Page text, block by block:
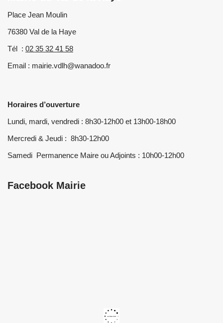
Place Jean Moulin
76380 Val de la Haye
Tél : 02 35 32 41 58
Email : mairie.vdlh@wanadoo.fr
Horaires d’ouverture
Lundi, mardi, vendredi : 8h30-12h00 et 13h00-18h00
Mercredi & Jeudi : 8h30-12h00
Samedi Permanence Maire ou Adjoints : 10h00-12h00
Facebook Mairie